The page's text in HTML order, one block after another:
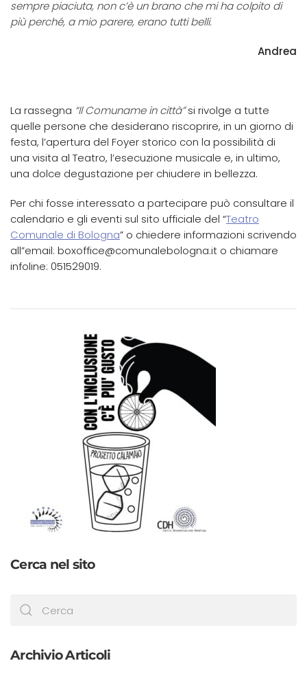
sempre piaciuta, non c’è un brano che mi ha colpito di
più perché, a mio parere, erano tutti belli.
Andrea
La rassegna “Il Comuname in città”si rivolge a tutte
quelle persone che desiderano riscoprire, in un giorno di
festa, l’apertura del Foyer storico con la possibilità di
una visita al Teatro, l’esecuzione musicale e, in ultimo,
una dolce degustazione per chiudere in bellezza.
Per chi fosse interessato a partecipare può consultare il
calendario e gli eventi sul sito ufficiale del “Teatro
Comunale di Bologna” o chiedere informazioni scrivendo
all”email: boxoffice@comunalebologna.it o chiamare
infoline: 051529019.
Cerca nel sito
Archivio Articoli